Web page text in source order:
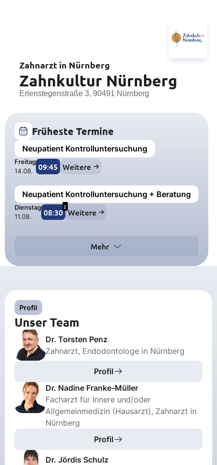
Zahnarzt in Nürnberg
Zahnkultur Nürnberg
Erlenstegenstraße 3, 90491 Nürnberg
Früheste Termine
Neupatient Kontrolluntersuchung
Freitag
14.08.
09:45 Weitere
Neupatient Kontrolluntersuchung + Beratung
Dienstag
11.08.
08:30
2
Weitere
Mehr
Profil
Unser Team
Dr. Torsten Penz
Zahnarzt, Endodontologe in Nürnberg
Profil
Dr. Nadine Franke-Müller
Facharzt für Innere und/oder
Allgemeinmedizin (Hausarzt), Zahnarzt in
Nürnberg
Profil
Dr. Jördis Schulz